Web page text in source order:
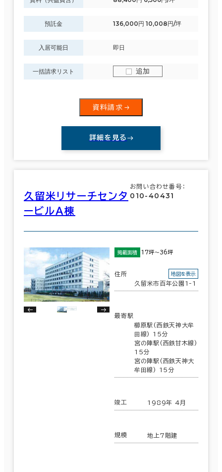
預託金 136,000円 10,008円/坪
入居可能日 即日
一括請求リスト 追加
資料請求
詳細を見る
久留米リサーチセンタ
ービルＡ棟
お問い合わせ番号：
010-40431
掲載面積 17坪～36坪
住所
久留米市百年公園1-1
地図を表示
最寄駅
櫛原駅(西鉄天神大牟
田線) 15分
宮の陣駅(西鉄甘木線)
15分
宮の陣駅(西鉄天神大
牟田線) 15分
竣工 1989年 4月
規模 地上7階建